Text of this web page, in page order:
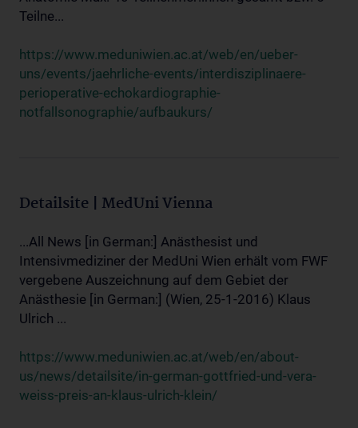
Teilne...
https://www.meduniwien.ac.at/web/en/ueber-
uns/events/jaehrliche-events/interdisziplinaere-
perioperative-echokardiographie-
notfallsonographie/aufbaukurs/
Detailsite | MedUni Vienna
...All News [in German:] Anästhesist und
Intensivmediziner der MedUni Wien erhält vom FWF
vergebene Auszeichnung auf dem Gebiet der
Anästhesie [in German:] (Wien, 25-1-2016) Klaus
Ulrich ...
https://www.meduniwien.ac.at/web/en/about-
us/news/detailsite/in-german-gottfried-und-vera-
weiss-preis-an-klaus-ulrich-klein/